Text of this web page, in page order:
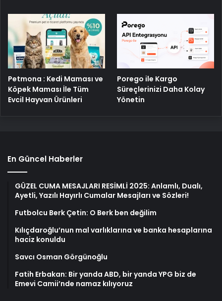
Petmona : Kedi Maması ve
Köpek Maması İle Tüm
Evcil Hayvan Ürünleri
Porego ile Kargo
Süreçlerinizi Daha Kolay
Yönetin
En Güncel Haberler
GÜZEL CUMA MESAJLARI RESİMLİ 2025: Anlamlı, Dualı,
Ayetli, Yazılı Hayırlı Cumalar Mesajları ve Sözleri!
Futbolcu Berk Çetin: O Berk ben değilim
Kılıçdaroğlu’nun mal varlıklarına ve banka hesaplarına
haciz konuldu
Savcı Osman Görgünoğlu
Fatih Erbakan: Bir yanda ABD, bir yanda YPG biz de
Emevi Camii’nde namaz kılıyoruz